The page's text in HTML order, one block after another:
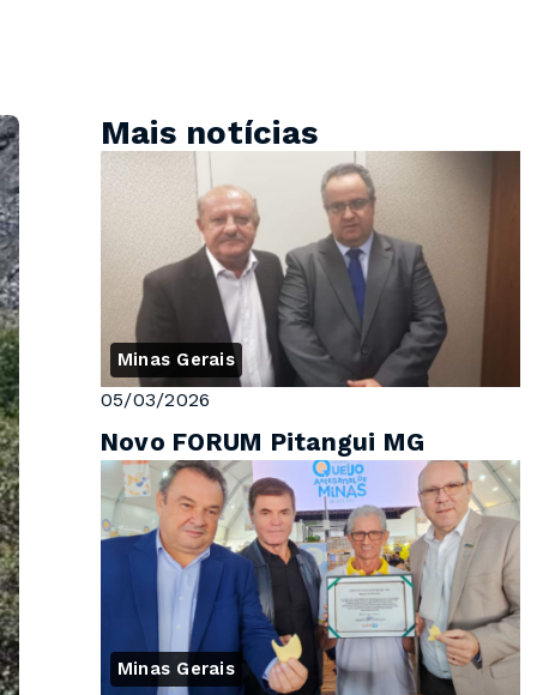
Mais notícias
Minas Gerais
05/03/2026
Novo FORUM Pitangui MG
Minas Gerais